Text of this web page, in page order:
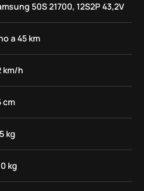
50S 21700, 12S2P 43,2V
a 45 km
km/h
cm
kg
kg